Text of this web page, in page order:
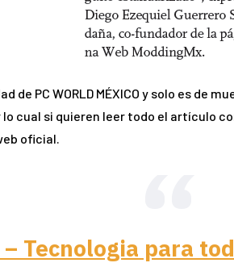
de PC WORLD MÉXICO y solo es de
cual si quieren leer todo el artículo
oficial.
Tecnologia para